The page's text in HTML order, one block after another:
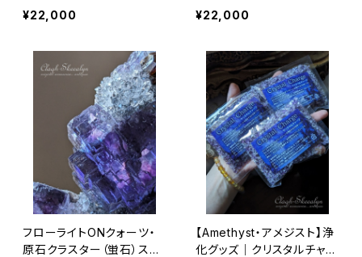
きめサイズ｜818g｜2月誕
生石｜鉱物標本｜インテリ
¥22,000
58g｜2月誕生石｜鉱物標
本｜インテリアストーン｜浄
¥22,000
フローライトONクォーツ・
原石クラスター（蛍石）スペ
【Amethyst・アメジスト】浄
化グッズ｜クリスタルチャー